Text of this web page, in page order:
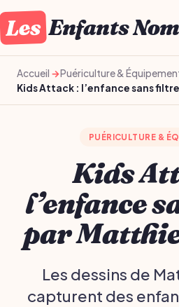
Les Enfants
Accueil
Puériculture &
Kids Attack : l’enfance sans
PUÉRICULTURE &
Kids
l’enfance
par
Les dessins de
capturent des